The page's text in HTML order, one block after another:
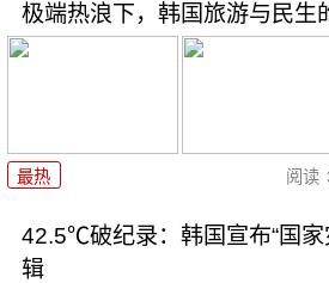
极端热浪下，韩国旅游与民生
最热 阅读
42.5℃破纪录：韩国宣布“国家
辑